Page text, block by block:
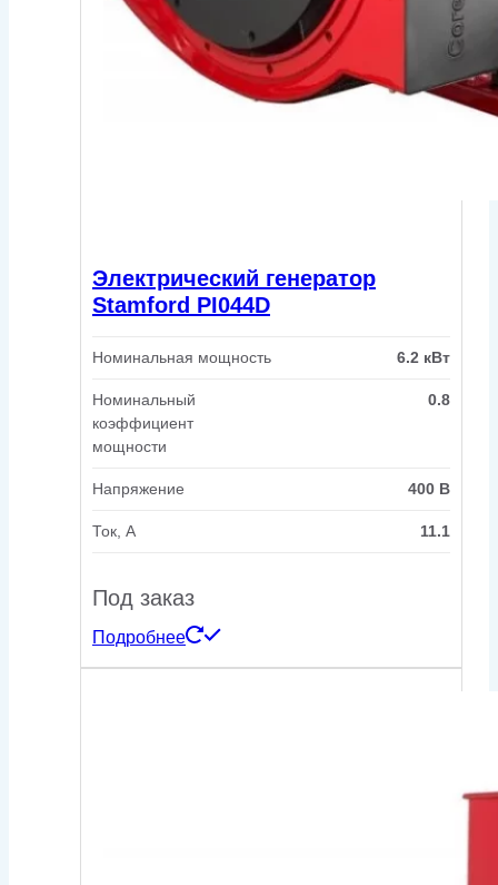
Электрический генератор
Stamford PI044D
Номинальная мощность 6.2 кВт
Номинальный
коэффициент
мощности
0.8
Напряжение 400 В
Ток, А 11.1
Под заказ
Подробнее